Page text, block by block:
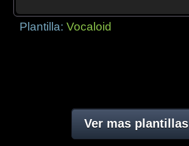
Plantilla:Vocaloid
Ver mas plantillas